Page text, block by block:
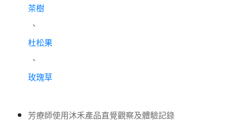
茶樹
、
杜松果
、
玫瑰草
芳療師使用沐禾產品直覺觀察及體驗記錄